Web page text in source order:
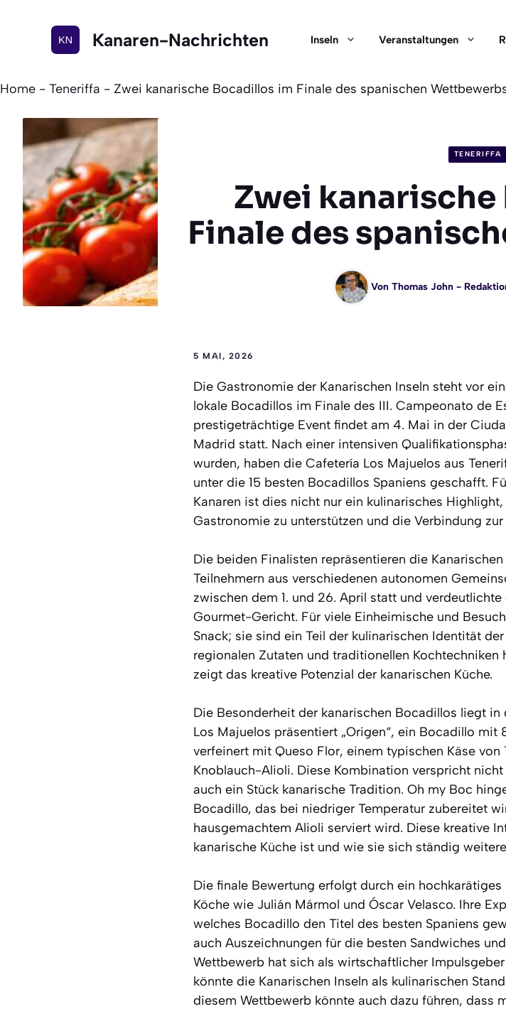
Kanaren-Nachrichten Inseln Veranstaltungen
Home - Teneriffa - Zwei kanarische Bocadillos im Finale des spanischen
TENERIFFA
Zwei
Finale des
Von Thomas John-
5 MAI, 2026
Die Gastronomie der Kanarischen Inseln steht vor
lokale Bocadillos im Finale des III. Campeonato de
prestigeträchtige Event findet am 4. Mai in der
Madrid statt. Nach einer intensiven
wurden, haben die Cafetería Los Majuelos aus
unter die 15 besten Bocadillos Spaniens geschafft.
Kanaren ist dies nicht nur ein kulinarisches
Gastronomie zu unterstützen und die Verbindung
Die beiden Finalisten repräsentieren die
Teilnehmern aus verschiedenen autonomen
zwischen dem 1. und 26. April statt und
Gourmet-Gericht. Für viele Einheimische und
Snack; sie sind ein Teil der kulinarischen Identität
regionalen Zutaten und traditionellen
zeigt das kreative Potenzial der kanarischen Küche.
Die Besonderheit der kanarischen Bocadillos liegt
Los Majuelos präsentiert „Origen“, ein Bocadillo mit
verfeinert mit Queso Flor, einem typischen Käse
Knoblauch-Alioli. Diese Kombination verspricht
auch ein Stück kanarische Tradition. Oh my Boc
Bocadillo, das bei niedriger Temperatur zubereitet
hausgemachtem Alioli serviert wird. Diese kreative
kanarische Küche ist und wie sie sich ständig
Die finale Bewertung erfolgt durch ein
Köche wie Julián Mármol und Óscar Velasco. Ihre
welches Bocadillo den Titel des besten Spaniens
auch Auszeichnungen für die besten Sandwiches
Wettbewerb hat sich als wirtschaftlicher
könnte die Kanarischen Inseln als kulinarischen
diesem Wettbewerb könnte auch dazu führen, dass